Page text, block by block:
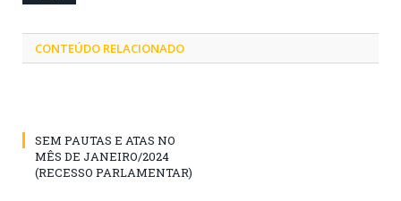
CONTEÚDO RELACIONADO
SEM PAUTAS E ATAS NO
MÊS DE JANEIRO/2024
(RECESSO PARLAMENTAR)